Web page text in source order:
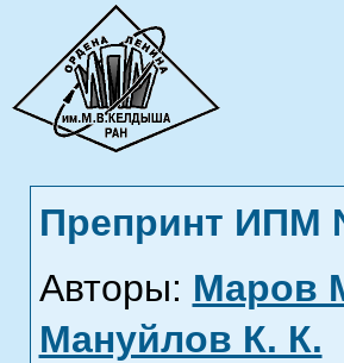
Препринт ИПМ
Авторы: Маров
Мануйлов К. К.